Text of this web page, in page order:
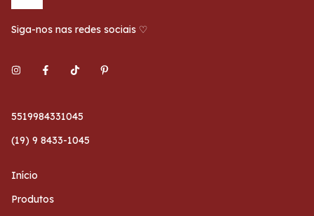
Siga-nos nas redes sociais ♡
5519984331045
(19) 9 8433-1045
Início
Produtos